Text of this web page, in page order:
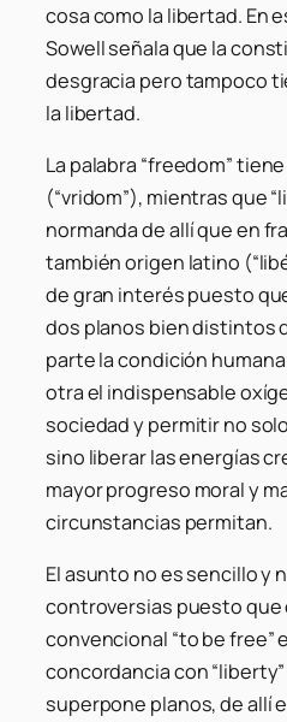
cosa como la libertad. En
Sowell señala que la
desgracia pero tampoco
la libertad.
La palabra “freedom”
(“vridom”), mientras que
normanda de allí que en
también origen latino
de gran interés puesto
dos planos bien distintos
parte la condición
otra el indispensable
sociedad y permitir no
sino liberar las energías
mayor progreso moral y
circunstancias permitan.
El asunto no es sencillo y
controversias puesto que
convencional “to be free”
concordancia con
superpone planos, de allí